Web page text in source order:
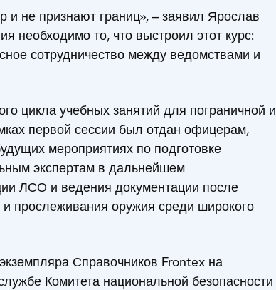
и не признают границ», – заявил Ярослав
необходимо то, что выстроил этот курс:
сотрудничество между ведомствами и
цикла учебных занятий для пограничной и
первой сессии был отдан офицерам,
мероприятиях по подготовке
экспертам в дальнейшем
ЛСО и ведения документации после
прослеживания оружия среди широкого
Справочников Frontex на
Комитета национальной безопасности